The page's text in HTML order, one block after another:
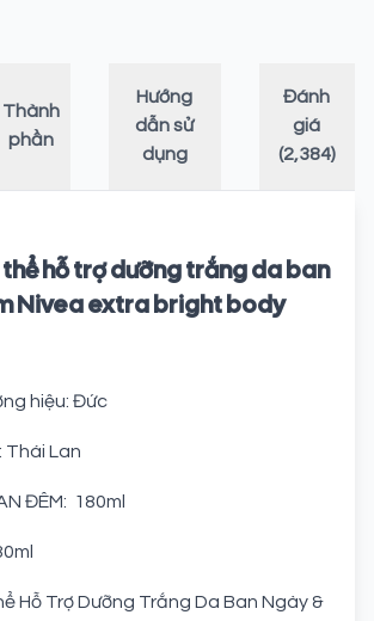
Thành
phần
Hướng
dẫn sử
dụng
Đánh
giá
(2,384)
hỗ trợ dưỡng trắng da ban
Nivea extra bright body
hiệu: Đức
Thái Lan
ĐÊM: 180ml
Hỗ Trợ Dưỡng Trắng Da Ban Ngày &